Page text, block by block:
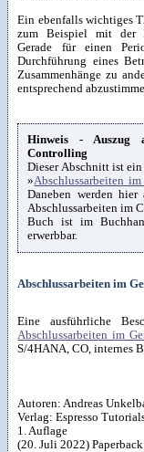
Ein ebenfalls wichtiges
zum Beispiel mit der
Gerade für einen
Durchführung eines
Zusammenhänge zu
entsprechend
Hinweis - Auszug
Controlling
Dieser Abschnitt ist
»Abschlussarbeiten
Daneben werden
Abschlussarbeiten im
Buch ist im
erwerbbar.
Abschlussarbeiten im
Eine ausführliche
Abschlussarbeiten im
S/4HANA, CO, internes
Autoren:Andreas
Verlag:Espresso
1. Auflage
(20. Juli 2022)